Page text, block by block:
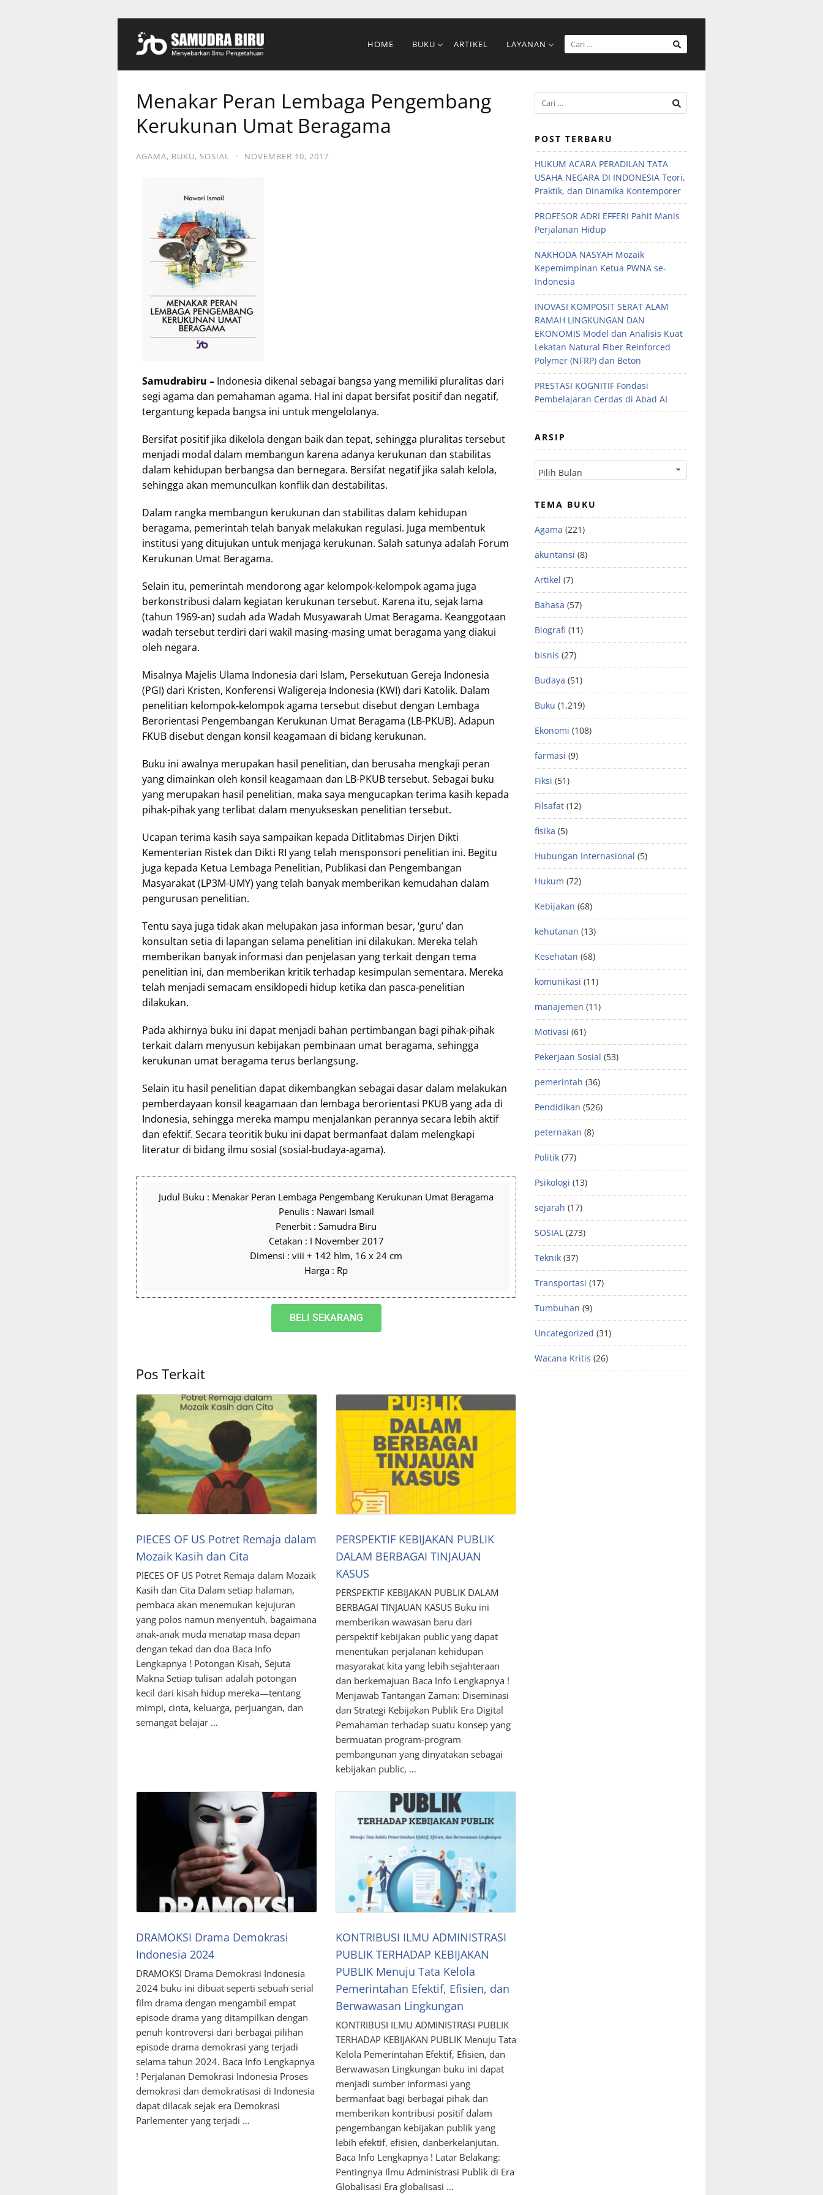
HOME BUKU ARTIKEL LAYANAN
Menakar Peran Lembaga Pengembang
Kerukunan Umat Beragama
AGAMA, BUKU, SOSIAL · NOVEMBER 10, 2017
Samudrabiru – Indonesia dikenal sebagai bangsa yang memiliki pluralitas dari
segi agama dan pemahaman agama. Hal ini dapat bersifat positif dan negatif,
tergantung kepada bangsa ini untuk mengelolanya.
Bersifat positif jika dikelola dengan baik dan tepat, sehingga pluralitas tersebut
menjadi modal dalam membangun karena adanya kerukunan dan stabilitas
dalam kehidupan berbangsa dan bernegara. Bersifat negatif jika salah kelola,
sehingga akan memunculkan konflik dan destabilitas.
Dalam rangka membangun kerukunan dan stabilitas dalam kehidupan
beragama, pemerintah telah banyak melakukan regulasi. Juga membentuk
institusi yang ditujukan untuk menjaga kerukunan. Salah satunya adalah Forum
Kerukunan Umat Beragama.
Selain itu, pemerintah mendorong agar kelompok-kelompok agama juga
berkonstribusi dalam kegiatan kerukunan tersebut. Karena itu, sejak lama
(tahun 1969-an) sudah ada Wadah Musyawarah Umat Beragama. Keanggotaan
wadah tersebut terdiri dari wakil masing-masing umat beragama yang diakui
oleh negara.
Misalnya Majelis Ulama Indonesia dari Islam, Persekutuan Gereja Indonesia
(PGI) dari Kristen, Konferensi Waligereja Indonesia (KWI) dari Katolik. Dalam
penelitian kelompok-kelompok agama tersebut disebut dengan Lembaga
Berorientasi Pengembangan Kerukunan Umat Beragama (LB-PKUB). Adapun
FKUB disebut dengan konsil keagamaan di bidang kerukunan.
Buku ini awalnya merupakan hasil penelitian, dan berusaha mengkaji peran
yang dimainkan oleh konsil keagamaan dan LB-PKUB tersebut. Sebagai buku
yang merupakan hasil penelitian, maka saya mengucapkan terima kasih kepada
pihak-pihak yang terlibat dalam menyukseskan penelitian tersebut.
Ucapan terima kasih saya sampaikan kepada Ditlitabmas Dirjen Dikti
Kementerian Ristek dan Dikti RI yang telah mensponsori penelitian ini. Begitu
juga kepada Ketua Lembaga Penelitian, Publikasi dan Pengembangan
Masyarakat (LP3M-UMY) yang telah banyak memberikan kemudahan dalam
pengurusan penelitian.
Tentu saya juga tidak akan melupakan jasa informan besar, ‘guru’ dan
konsultan setia di lapangan selama penelitian ini dilakukan. Mereka telah
memberikan banyak informasi dan penjelasan yang terkait dengan tema
penelitian ini, dan memberikan kritik terhadap kesimpulan sementara. Mereka
telah menjadi semacam ensiklopedi hidup ketika dan pasca-penelitian
dilakukan.
Pada akhirnya buku ini dapat menjadi bahan pertimbangan bagi pihak-pihak
terkait dalam menyusun kebijakan pembinaan umat beragama, sehingga
kerukunan umat beragama terus berlangsung.
Selain itu hasil penelitian dapat dikembangkan sebagai dasar dalam melakukan
pemberdayaan konsil keagamaan dan lembaga berorientasi PKUB yang ada di
Indonesia, sehingga mereka mampu menjalankan perannya secara lebih aktif
dan efektif. Secara teoritik buku ini dapat bermanfaat dalam melengkapi
literatur di bidang ilmu sosial (sosial-budaya-agama).
Judul Buku : Menakar Peran Lembaga Pengembang Kerukunan Umat Beragama
Penulis : Nawari Ismail
Penerbit : Samudra Biru
Cetakan : I November 2017
Dimensi : viii + 142 hlm, 16 x 24 cm
Harga : Rp
BELI SEKARANG
Pos Terkait
PIECES OF US Potret Remaja dalam
Mozaik Kasih dan Cita
PIECES OF US Potret Remaja dalam Mozaik
Kasih dan Cita Dalam setiap halaman,
pembaca akan menemukan kejujuran
yang polos namun menyentuh, bagaimana
anak-anak muda menatap masa depan
dengan tekad dan doa Baca Info
Lengkapnya ! Potongan Kisah, Sejuta
Makna Setiap tulisan adalah potongan
kecil dari kisah hidup mereka—tentang
mimpi, cinta, keluarga, perjuangan, dan
semangat belajar …
PERSPEKTIF KEBIJAKAN PUBLIK
DALAM BERBAGAI TINJAUAN
KASUS
PERSPEKTIF KEBIJAKAN PUBLIK DALAM
BERBAGAI TINJAUAN KASUS Buku ini
memberikan wawasan baru dari
perspektif kebijakan public yang dapat
menentukan perjalanan kehidupan
masyarakat kita yang lebih sejahteraan
dan berkemajuan Baca Info Lengkapnya !
Menjawab Tantangan Zaman: Diseminasi
dan Strategi Kebijakan Publik Era Digital
Pemahaman terhadap suatu konsep yang
bermuatan program-program
pembangunan yang dinyatakan sebagai
kebijakan public, …
DRAMOKSI Drama Demokrasi
Indonesia 2024
DRAMOKSI Drama Demokrasi Indonesia
2024 buku ini dibuat seperti sebuah serial
film drama dengan mengambil empat
episode drama yang ditampilkan dengan
penuh kontroversi dari berbagai pilihan
episode drama demokrasi yang terjadi
selama tahun 2024. Baca Info Lengkapnya
! Perjalanan Demokrasi Indonesia Proses
demokrasi dan demokratisasi di Indonesia
dapat dilacak sejak era Demokrasi
Parlementer yang terjadi …
KONTRIBUSI ILMU ADMINISTRASI
PUBLIK TERHADAP KEBIJAKAN
PUBLIK Menuju Tata Kelola
Pemerintahan Efektif, Efisien, dan
Berwawasan Lingkungan
KONTRIBUSI ILMU ADMINISTRASI PUBLIK
TERHADAP KEBIJAKAN PUBLIK Menuju Tata
Kelola Pemerintahan Efektif, Efisien, dan
Berwawasan Lingkungan buku ini dapat
menjadi sumber informasi yang
bermanfaat bagi berbagai pihak dan
memberikan kontribusi positif dalam
pengembangan kebijakan publik yang
lebih efektif, efisien, danberkelanjutan.
Baca Info Lengkapnya ! Latar Belakang:
Pentingnya Ilmu Administrasi Publik di Era
Globalisasi Era globalisasi …
POST TERBARU
HUKUM ACARA PERADILAN TATA
USAHA NEGARA DI INDONESIA Teori,
Praktik, dan Dinamika Kontemporer
PROFESOR ADRI EFFERI Pahit Manis
Perjalanan Hidup
NAKHODA NASYAH Mozaik
Kepemimpinan Ketua PWNA se-
Indonesia
INOVASI KOMPOSIT SERAT ALAM
RAMAH LINGKUNGAN DAN
EKONOMIS Model dan Analisis Kuat
Lekatan Natural Fiber Reinforced
Polymer (NFRP) dan Beton
PRESTASI KOGNITIF Fondasi
Pembelajaran Cerdas di Abad AI
ARSIP
TEMA BUKU
Agama (221)
akuntansi (8)
Artikel (7)
Bahasa (57)
Biografi (11)
bisnis (27)
Budaya (51)
Buku (1,219)
Ekonomi (108)
farmasi (9)
Fiksi (51)
Filsafat (12)
fisika (5)
Hubungan Internasional (5)
Hukum (72)
Kebijakan (68)
kehutanan (13)
Kesehatan (68)
komunikasi (11)
manajemen (11)
Motivasi (61)
Pekerjaan Sosial (53)
pemerintah (36)
Pendidikan (526)
peternakan (8)
Politik (77)
Psikologi (13)
sejarah (17)
SOSIAL (273)
Teknik (37)
Transportasi (17)
Tumbuhan (9)
Uncategorized (31)
Wacana Kritis (26)